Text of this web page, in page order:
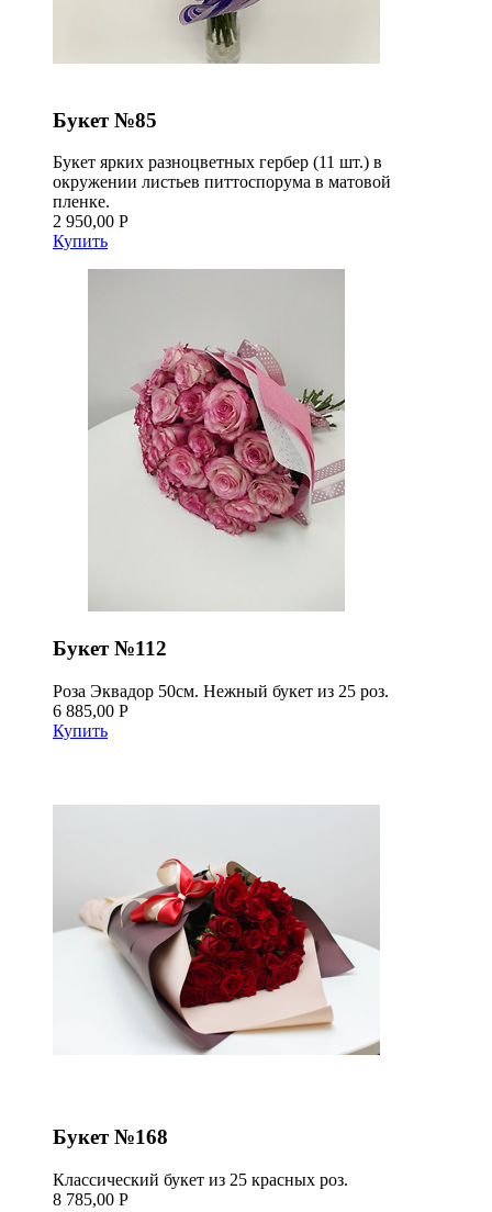
Букет №85
Букет ярких разноцветных гербер (11 шт.) в
окружении листьев питтоспорума в матовой
пленке.
2 950,00 Р
Купить
Букет №112
Роза Эквадор 50см. Нежный букет из 25 роз.
6 885,00 Р
Купить
Букет №168
Классический букет из 25 красных роз.
8 785,00 Р